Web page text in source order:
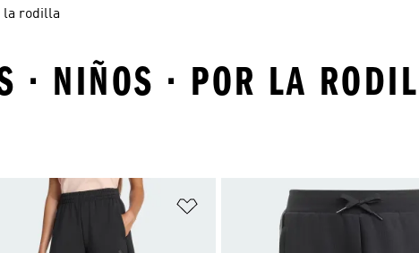
la rodilla
· NIÑOS · POR LA
de deseos Añadir a la lista de deseos